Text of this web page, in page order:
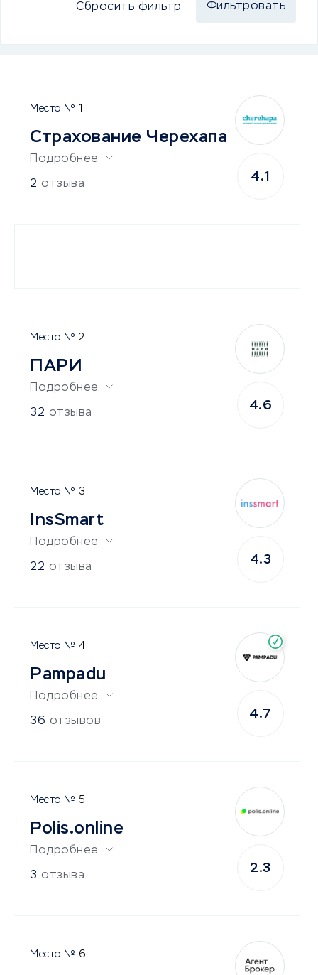
Сбросить фильтр
1
Страхование Черехапа
Подробнее
2 отзыва
4.1
2
ПАРИ
Подробнее
32 отзыва
4.6
3
InsSmart
Подробнее
22 отзыва
4.3
4
Pampadu
Подробнее
36 отзывов
4.7
5
Polis.online
Подробнее
3 отзыва
2.3
6